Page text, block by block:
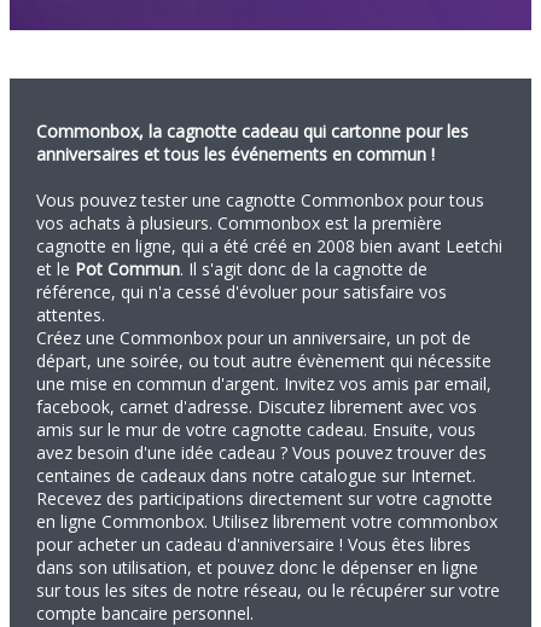
Commonbox, la cagnotte cadeau qui cartonne pour les
anniversaires et tous les événements en commun !
Vous pouvez tester une cagnotte Commonbox pour tous
vos achats à plusieurs. Commonbox est la première
cagnotte en ligne, qui a été créé en 2008 bien avant Leetchi
et le Pot Commun. Il s'agit donc de la cagnotte de
référence, qui n'a cessé d'évoluer pour satisfaire vos
attentes.
Créez une Commonbox pour un anniversaire, un pot de
départ, une soirée, ou tout autre évènement qui nécessite
une mise en commun d'argent. Invitez vos amis par email,
facebook, carnet d'adresse. Discutez librement avec vos
amis sur le mur de votre cagnotte cadeau. Ensuite, vous
avez besoin d'une idée cadeau ? Vous pouvez trouver des
centaines de cadeaux dans notre catalogue sur Internet.
Recevez des participations directement sur votre cagnotte
en ligne Commonbox. Utilisez librement votre commonbox
pour acheter un cadeau d'anniversaire ! Vous êtes libres
dans son utilisation, et pouvez donc le dépenser en ligne
sur tous les sites de notre réseau, ou le récupérer sur votre
compte bancaire personnel.